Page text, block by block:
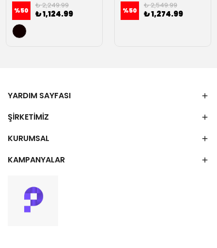
%50
₺ 2,249.99
₺ 1,124.99 %50
₺ 2,549.99
₺ 1,274.99
YARDIM SAYFASI
ŞİRKETİMİZ
KURUMSAL
KAMPANYALAR